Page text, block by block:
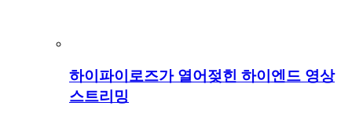
하이파이로즈가 열어젖힌 하이엔드 영상
스트리밍